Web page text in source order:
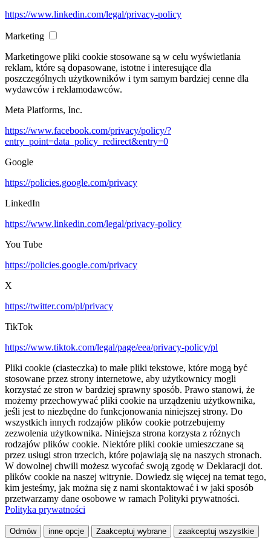
https://www.linkedin.com/legal/privacy-policy
Marketing
Marketingowe pliki cookie stosowane są w celu wyświetlania
reklam, które są dopasowane, istotne i interesujące dla
poszczególnych użytkowników i tym samym bardziej cenne dla
wydawców i reklamodawców.
Meta Platforms, Inc.
https://www.facebook.com/privacy/policy/?
entry_point=data_policy_redirect&entry=0
Google
https://policies.google.com/privacy
LinkedIn
https://www.linkedin.com/legal/privacy-policy
You Tube
https://policies.google.com/privacy
X
https://twitter.com/pl/privacy
TikTok
https://www.tiktok.com/legal/page/eea/privacy-policy/pl
Pliki cookie (ciasteczka) to małe pliki tekstowe, które mogą być
stosowane przez strony internetowe, aby użytkownicy mogli
korzystać ze stron w bardziej sprawny sposób. Prawo stanowi, że
możemy przechowywać pliki cookie na urządzeniu użytkownika,
jeśli jest to niezbędne do funkcjonowania niniejszej strony. Do
wszystkich innych rodzajów plików cookie potrzebujemy
zezwolenia użytkownika. Niniejsza strona korzysta z różnych
rodzajów plików cookie. Niektóre pliki cookie umieszczane są
przez usługi stron trzecich, które pojawiają się na naszych stronach.
W dowolnej chwili możesz wycofać swoją zgodę w Deklaracji dot.
plików cookie na naszej witrynie. Dowiedz się więcej na temat tego,
kim jesteśmy, jak można się z nami skontaktować i w jaki sposób
przetwarzamy dane osobowe w ramach Polityki prywatności.
Polityka prywatności
Odmów inne opcje Zaakceptuj wybrane zaakceptuj wszystkie